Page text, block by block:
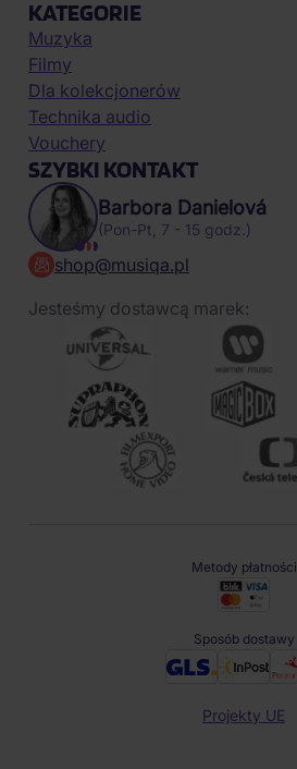
KATEGORIE
Muzyka
Filmy
Dla kolekcjonerów
Technika audio
Vouchery
SZYBKI KONTAKT
Barbora Danielová
(Pon-Pt, 7 - 15 godz.)
shop@musiqa.pl
Jesteśmy dostawcą marek:
Metody płatności
Sposób dostawy
Projekty UE